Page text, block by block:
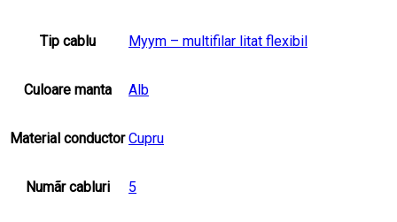
Tip cablu Myym – multifilar litat flexibil
Culoare manta Alb
Material conductor Cupru
Numãr cabluri 5